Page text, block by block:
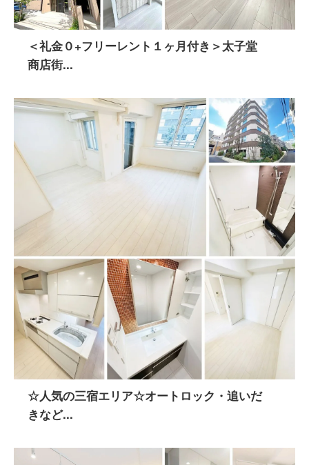
＜礼金０+フリーレント１ヶ月付き＞太子堂
商店街...
☆人気の三宿エリア☆オートロック・追いだ
きなど...